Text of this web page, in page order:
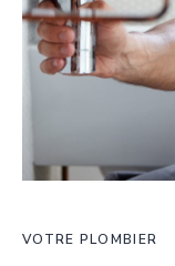
VOTRE PLOMBIER